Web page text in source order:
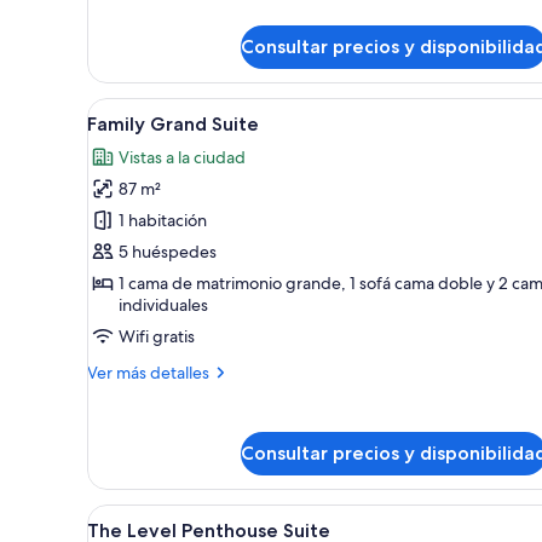
junior
(2+2)
Consultar precios y
Abrir
todas
las
fotos
de
Family
Grand
Suite
Habitación de hotel con una
9
Family Grand Suite
Vistas a la ciudad
87 m²
1 habitación
5 huéspedes
1 cama de matrimonio grande, 1 sofá cama doble y 2
individuales
Wifi gratis
Ver más detalles
Más
Suite
Consultar precios y
Abrir
Habitación de hotel moderna
7
The Level Penthouse Suite